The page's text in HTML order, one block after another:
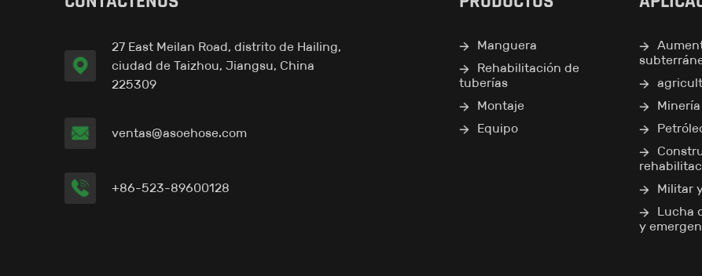
27 East Meilan Road, distrito de Hailing,
ciudad de Taizhou, Jiangsu, China
225309
ventas@asoehose.com
+86-523-89600128
Manguera
Rehabilitación de
tuberías
Montaje
Equipo
Minería
Militar
Lucha
y